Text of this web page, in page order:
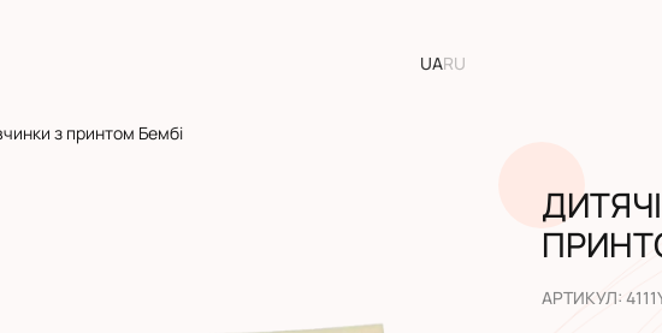
UARU
з принтом Бембі
АРТИКУЛ: